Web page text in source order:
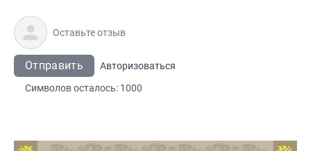
Отправить
Авторизоваться
Символов осталось: 1000